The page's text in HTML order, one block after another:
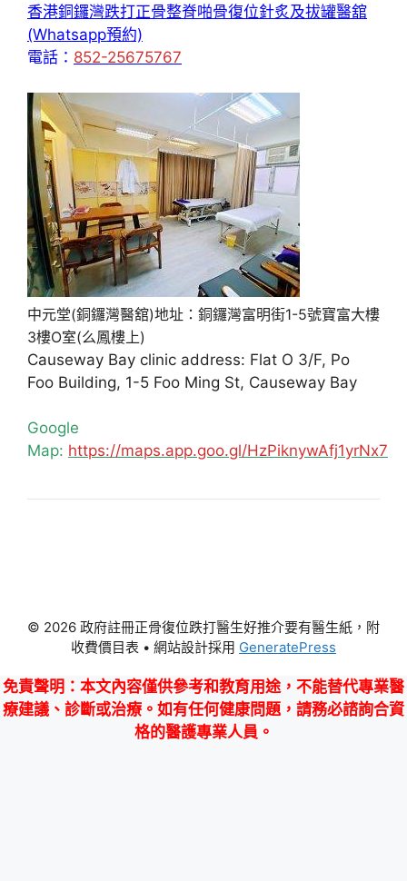
香港銅鑼灣跌打正骨整脊啪骨復位針炙及拔罐醫舘
(Whatsapp預約)
電話： 852-25675767
中元堂(銅鑼灣醫舘)地址：銅鑼灣富明街1-5號寶富大樓
3樓O室(么鳳樓上)
Causeway Bay clinic address: Flat O 3/F, Po
Foo Building, 1-5 Foo Ming St, Causeway Bay
Google
Map: https://maps.app.goo.gl/HzPiknywAfj1yrNx7
© 2026 政府註冊正骨復位跌打醫生好推介要有醫生紙，附
收費價目表 • 網站設計採用 GeneratePress
免責聲明 ：本文內容僅供參考和教育用途，不能替代專業醫
療建議、診斷或治療。如有任何健康問題，請務必諮詢合資
格的醫護專業人員。